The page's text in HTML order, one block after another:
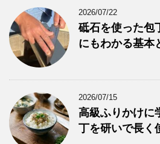
2026/07/22
砥石を使った包
にもわかる基本
2026/07/15
高級ふりかけに
丁を研いで長く